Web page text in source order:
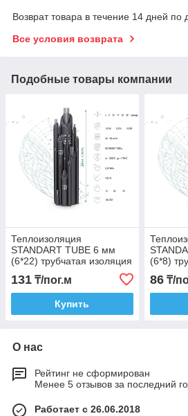
Возврат товара в течение 14 дней по
Все условия возврата
Подобные товары компании
Теплоизоляция
STANDART TUBE 6 мм
(6*22) трубчатая изоляция
стандартная
131 ₸/пог.м
Купить
(6*8)
86₸/
О нас
Рейтинг не сформирован
Менее 5 отзывов за последний
Работает с 26.06.2018